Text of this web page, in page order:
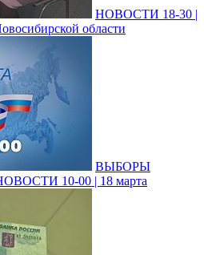
НОВОСТИ 18-30 |
области
ВЫБОРЫ
10-00 | 18 марта